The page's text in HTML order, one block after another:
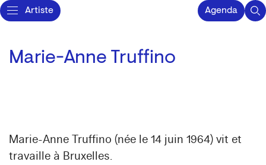
Artiste Agenda
Marie-Anne Truffino
Marie-Anne Truffino (née le 14 juin 1964) vit et
travaille à Bruxelles.